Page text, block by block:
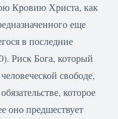
Кровию Христа, как
еще
в последние
Риск Бога, который
свободе,
которое
оно предшествует